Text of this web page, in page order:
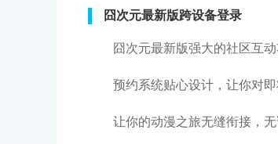
囧次元最新版跨设备登录
囧次元最新版强大的社区互
预约系统贴心设计，让你对
让你的动漫之旅无缝衔接，